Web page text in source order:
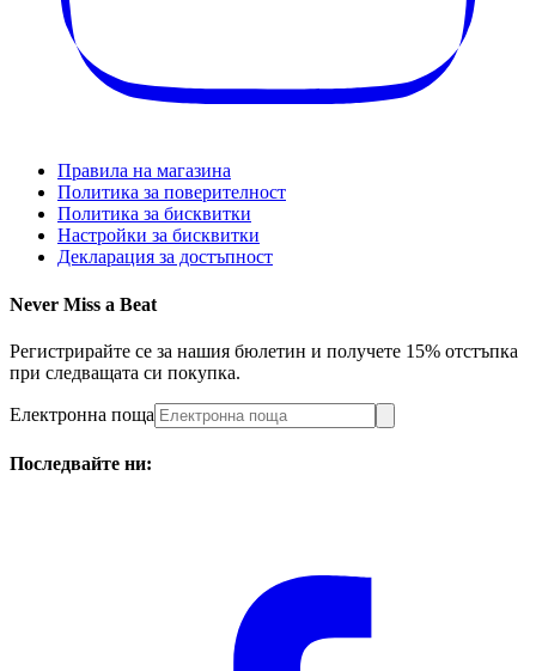
Правила на магазина
Политика за поверителност
Политика за бисквитки
Настройки за бисквитки
Декларация за достъпност
Never Miss a Beat
Регистрирайте се за нашия бюлетин и получете 15% отстъпка
при следващата си покупка.
Електронна поща
Последвайте ни: